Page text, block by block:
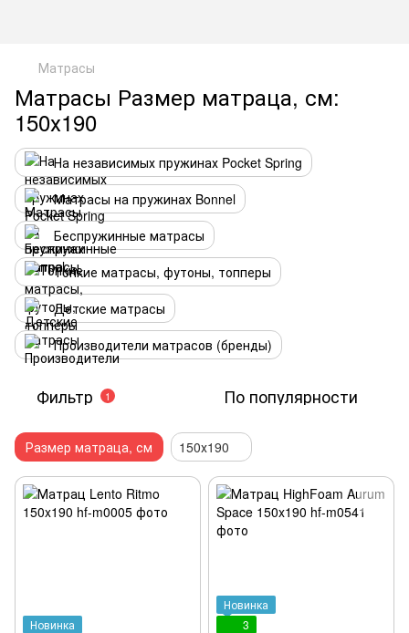
Матрасы
Матрасы Размер матраца, см:
150х190
На независимых пружинах Pocket Spring
Матрасы на пружинах Bonnel
Беспружинные матрасы
Тонкие матрасы, футоны, топперы
Детские матрасы
Производители матрасов (бренды)
Фильтр 1 По популярности
Размер матраца, см 150х190
Новинка
Новинка
3